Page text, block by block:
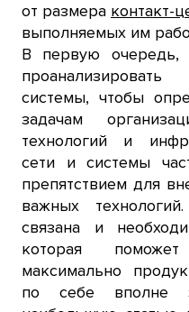
от размера контакт-
выполняемых им
В первую очередь,
системы, чтобы
задачам
технологий и
сети и системы
препятствием для
важных
связана и
которая
максимально
по себе вполне